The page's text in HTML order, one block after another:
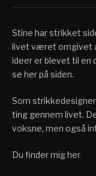
Stine har strikket
livet været omgivet
ideer er blevet til en
se her på siden.
Som
ting gennem livet.
voksne, men også
Du finder mig her